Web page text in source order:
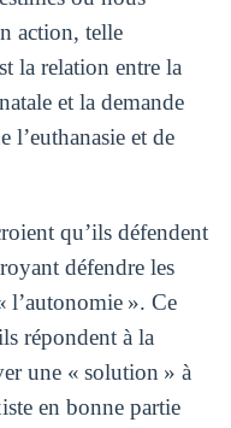
action, telle
la relation entre la
et la demande
l’euthanasie et de
qu’ils défendent
défendre les
l’autonomie ». Ce
répondent à la
une « solution » à
en bonne partie